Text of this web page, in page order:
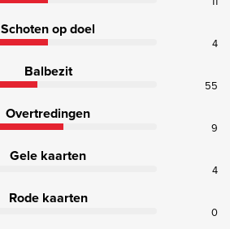
Schoten op doel
4
Balbezit
55
Overtredingen
9
Gele kaarten
4
Rode kaarten
0